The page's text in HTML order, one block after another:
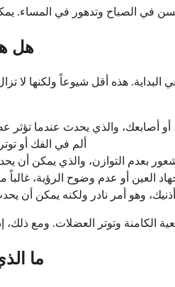
هل
هذه أقل شيوعاً ولكنها لا
أو أصابعك، والذي يحدث عندما
ألم في الفك أو
بعدم التوازن، والذي يمكن أن
العين أو عدم وضوح الرؤية،
وهو أمر نادر ولكنه يمكن أن
ما